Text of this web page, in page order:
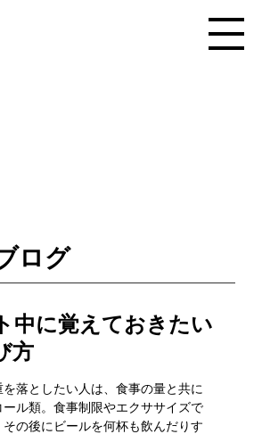
ログ
中に覚えておきたい
方
落としたい人は、食事の量と共に
ル類。食事制限やエクササイズで
の後にビールを何杯も飲んだりす